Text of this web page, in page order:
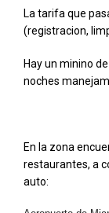
La tarifa que
(registracion,
Hay un minino
noches
En la zona
restaurantes, a
auto: